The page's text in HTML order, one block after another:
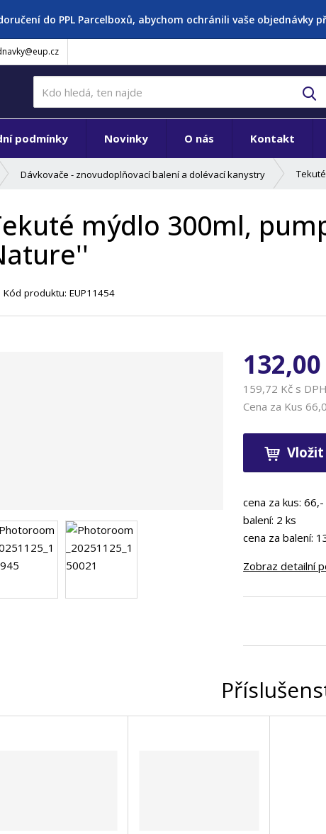
do PPL Parcelboxů, abychom ochránili vaše objednávky
podmínky Novinky O nás Kontakt
Dávkovače - znovudoplňovací balení a dolévací kanystry
mýdlo 300ml,
Kód produktu: EUP11454
159,72 Kč s
Cena za Kus
cena za kus:
balení: 2 ks
cena za balení:
Zobraz detailní